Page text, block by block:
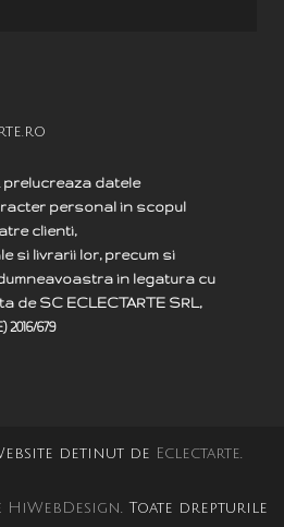
prelucreaza datele
personal in scopul
clienti,
si livrarii lor, precum si
in legatura cu
de SC ECLECTARTE SRL,
679
detinut de Eclectarte.
HiWebDesign. Toate drepturile